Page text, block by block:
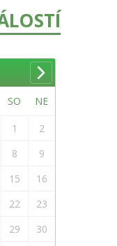
SO NE
1
2
8
9
15
16
22
23
29
30